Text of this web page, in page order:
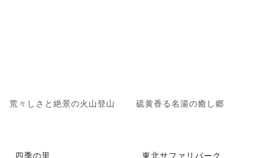
荒々しさと絶景の火山登山 硫黄香る名湯の癒し郷
四季の里 東北サファリパーク